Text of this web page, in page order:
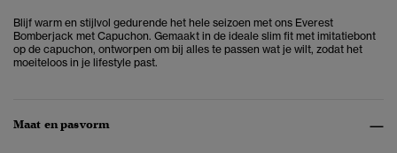
Blijf warm en stijlvol gedurende het hele seizoen met ons Everest
Bomberjack met Capuchon. Gemaakt in de ideale slim fit met imitatiebont
op de capuchon, ontworpen om bij alles te passen wat je wilt, zodat het
moeiteloos in je lifestyle past.
Maat en pasvorm